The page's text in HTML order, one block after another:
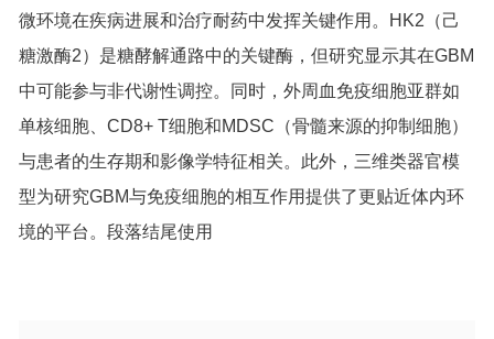
微环境在疾病进展和治疗耐药中发挥关键作用。HK2（己
糖激酶2）是糖酵解通路中的关键酶，但研究显示其在GBM
中可能参与非代谢性调控。同时，外周血免疫细胞亚群如
单核细胞、CD8+ T细胞和MDSC（骨髓来源的抑制细胞）
与患者的生存期和影像学特征相关。此外，三维类器官模
型为研究GBM与免疫细胞的相互作用提供了更贴近体内环
境的平台。段落结尾使用